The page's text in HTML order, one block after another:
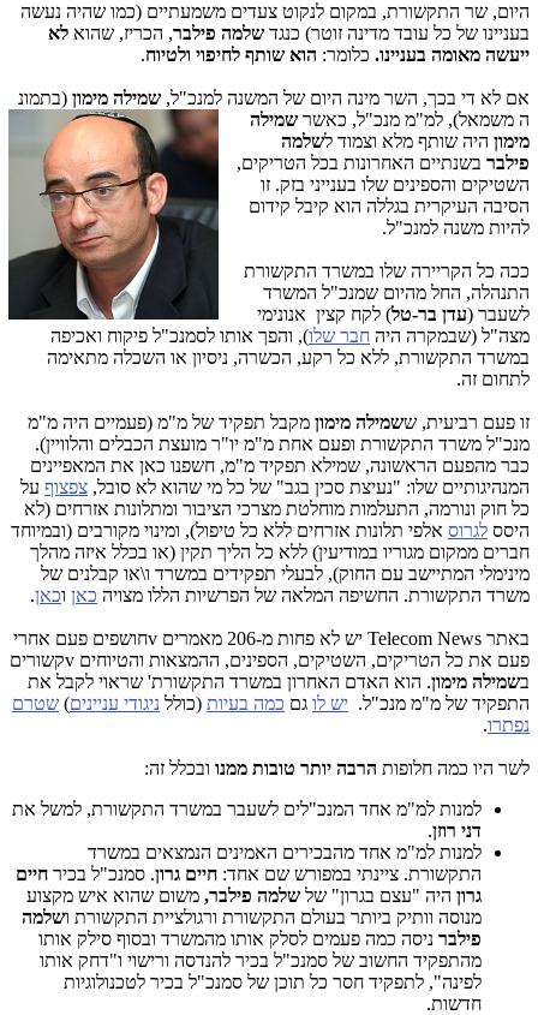
היום, שר התקשורת, במקום לנקוט צעדים משמעתיים (כמו שהיה נעשה
בעניינו של כל עובד מדינה זוטר) כנגד שלמה פילבר, הכריז, שהוא לא
ייעשה מאומה בעניינו. כלומר: הוא שותף לחיפוי ולטיוח.
אם לא די בכך, השר מינה היום של המשנה למנכ"ל, שמילה מימון (בתמונ
ה משמאל), למ"מ מנכ"ל, כאשר שמילה
מימון היה שותף מלא וצמוד לשלמה
פילבר בשנתיים האחרונות בכל הטריקים,
השטיקים והספינים שלו בענייני בזק. זו
הסיבה העיקרית בגללה הוא קיבל קידום
להיות משנה למנכ"ל.
ככה כל הקריירה שלו במשרד התקשורת
התנהלה, החל מהיום שמנכ"ל המשרד
לשעבר (עדן בר-טל) לקח קצין אנונימי
מצה"ל (שבמקרה היה חבר שלו), והפך אותו לסמנכ"ל פיקוח ואכיפה
במשרד התקשורת, ללא כל רקע, הכשרה, ניסיון או השכלה מתאימה
לתחום זה.
זו פעם רביעית, ששמילה מימון מקבל תפקיד של מ"מ (פעמיים היה מ"מ
מנכ"ל משרד התקשורת ופעם אחת מ"מ יו"ר מועצת הכבלים והלוויין).
כבר מהפעם הראשונה, שמילא תפקיד מ"מ, חשפנו כאן את המאפיינים
המנהיגותיים שלו: "נעיצת סכין בגב" של כל מי שהוא לא סובל, צפצוף על
כל חוק ונורמה, התעלמות מוחלטת מצרכי הציבור ומתלונות אזרחים (לא
היסס לגרוס אלפי תלונות אזרחים ללא כל טיפול), ומינוי מקורבים (ובמיוחד
חברים ממקום מגוריו במודיעיןׂ) ללא כל הליך תקין (או בכלל איזה מהלך
מינימלי המתיישב עם החוק), לבעלי תפקידים במשרד ו\או קבלנים של
משרד התקשורת. החשיפה המלאה של הפרשיות הללו מצויה כאן וכאן.
באתר Telecom News יש לא פחות מ-206 מאמרים vחושפים פעם אחרי
פעם את כל הטריקים, השטיקים, הספינים, ההמצאות והטיוחים vקשורים
בשמילה מימון. הוא האדם האחרון במשרד התקשורת' שראוי לקבל את
התפקיד של מ"מ מנכ"ל. יש לו גם כמה בעיות (כולל ניגודי עניינים) שטרם
נפתרו.
לשר היו כמה חלופות הרבה יותר טובות ממנו ובכלל זה:
למנות למ"מ אחד המנכ"לים לשעבר במשרד התקשורת, למשל את
דני רוזן.
למנות למ"מ אחד מהבכירים האמינים הנמצאים במשרד
התקשורת. ציינתי במפורש שם אחד: חיים גרון. סמנכ"ל בכיר חיים
גרון היה "עצם בגרון" של שלמה פילבר, משום שהוא איש מקצוע
מנוסה וותיק ביותר בעולם התקשורת ורגולציית התקשורת ושלמה
פילבר ניסה כמה פעמים לסלק אותו מהמשרד ובסוף סילק אותו
מהתפקיד החשוב של סמנכ"ל בכיר להנדסה ורישוי ו"דחק אותו
לפינה", לתפקיד חסר כל תוכן של סמנכ"ל בכיר לטכנולוגיות
חדשות.